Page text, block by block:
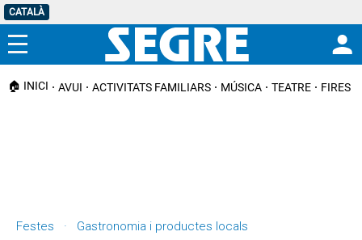
CATALÀ
Menú
🏠 INICI AVUI ACTIVITATS FAMILIARS MÚSICA TEATRE FIRES I
Festes · Gastronomia i productes locals